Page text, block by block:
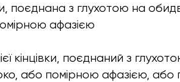
поєднана з глухотою на
афазією
кінцівки, поєднаний з
або помірною афазією, або